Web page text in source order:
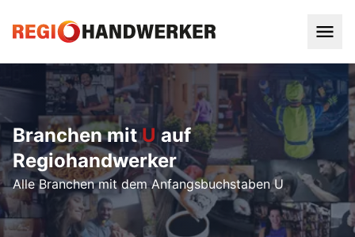
Branchen mitU auf
Regiohandwerker
Alle Branchen mit dem Anfangsbuchstaben U